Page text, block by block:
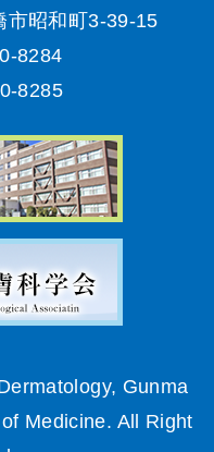
昭和町3-39-15
8284
8285
Gunma
Medicine. All Right